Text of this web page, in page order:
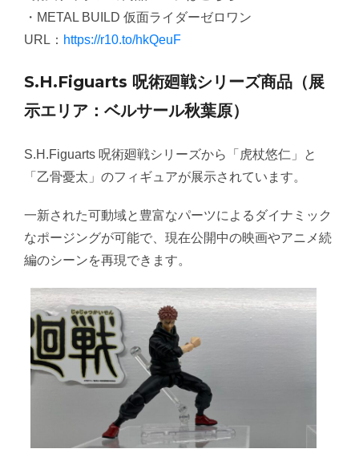
・METAL BUILD 仮面ライダーゼロワン
URL： https://r10.to/hkQeuF
S.H.Figuarts 呪術廻戦シリーズ商品（展
示エリア：ベルサール秋葉原）
S.H.Figuarts 呪術廻戦シリーズから「虎杖悠仁」と
「乙骨憂太」のフィギュアが展示されています。
一新された可動域と豊富なパーツによるダイナミック
なポージングが可能で、現在公開中の映画やアニメ続
編のシーンを再現できます。